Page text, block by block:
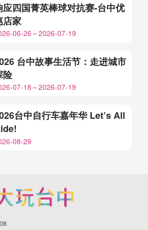
应四国菁英棒球对抗赛-台中优
店家
06-26～2026-07-19
台中故事生活节：走进城市
险
07-18～2026-07-19
台中自行车嘉年华 Let’s All
08-29